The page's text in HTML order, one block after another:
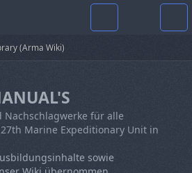
(Arma Wiki)
für alle
Marine Expeditionary Unit in
sowie